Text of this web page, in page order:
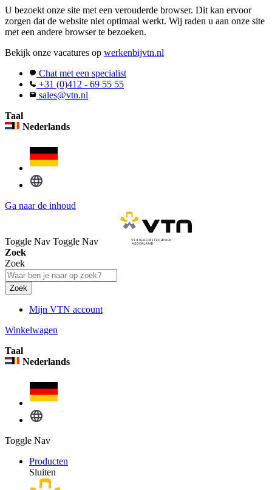
U bezoekt onze site met een verouderde browser. Dit kan ervoor
zorgen dat de website niet optimaal werkt. Wij raden u aan onze site
met een andere browser te bezoeken.
Bekijk onze vacatures op werkenbijvtn.nl
Chat met een specialist
+31 (0)412 - 69 55 55
sales@vtn.nl
Taal
Nederlands
Ga naar de inhoud
Toggle Nav Toggle Nav
Zoek
Zoek
Zoek
Mijn VTN account
Winkelwagen
Taal
Nederlands
Toggle Nav
Producten
Sluiten